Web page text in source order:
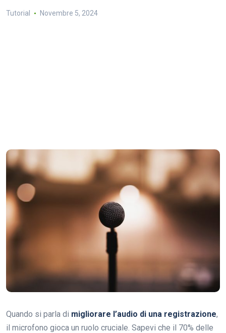
Tutorial Novembre 5, 2024
Quando si parla di migliorare l’audio di una registrazione,
il microfono gioca un ruolo cruciale. Sapevi che il 70% delle